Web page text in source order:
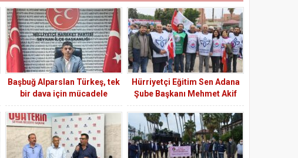
Başbuğ Alparslan Türkeş, tek
bir dava için mücadele
etmiştir . O da, “Türk Birliği”
ülküsüdür.
Hürriyetçi Eğitim Sen Adana
Şube Başkanı Mehmet Akif
Özcan : İktidar, memuru
yoksulluk sınırı, emekliyi açlık
sınırı altında yaşamaya
mahkûm ediyor.